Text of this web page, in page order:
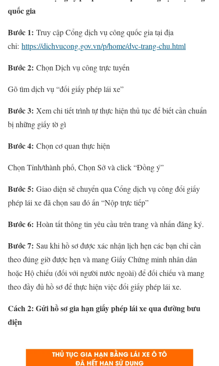
quốc gia
Bước 1: Truy cập Cổng dịch vụ công quốc gia tại địa
chỉ: https://dichvucong.gov.vn/p/home/dvc-trang-chu.html
Bước 2: Chọn Dịch vụ công trực tuyến
Gõ tìm dịch vụ “đối giấy phép lái xe”
Bước 3: Xem chi tiết trình tự thực hiện thủ tục để biết cần chuẩn
bị những giấy tờ gì
Bước 4: Chọn cơ quan thực hiện
Chọn Tỉnh/thành phố, Chọn Sở và click “Đồng ý”
Bước 5: Giao diện sẽ chuyển qua Cổng dịch vụ công đổi giấy
phép lái xe đã chọn sau đó ấn “Nộp trực tiếp”
Bước 6: Hoàn tất thông tin yêu cầu trên trang và nhấn đăng ký.
Bước 7: Sau khi hồ sơ được xác nhận lịch hẹn các bạn chỉ cần
theo đúng giờ được hẹn và mang Giấy Chứng minh nhân dân
hoặc Hộ chiếu (đối với người nước ngoài) để đối chiếu và mang
theo đầy đủ hồ sơ để thực hiện việc đổi giấy phép lái xe.
Cách 2: Gửi hồ sơ gia hạn giấy phép lái xe qua đường bưu
điện